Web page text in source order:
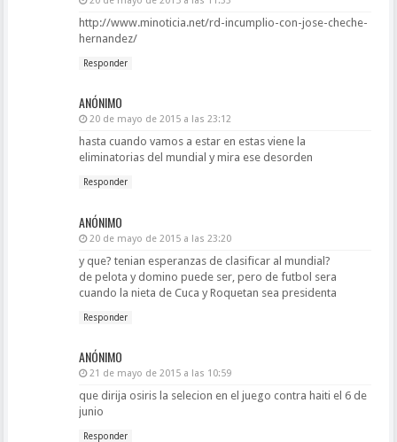
http://www.minoticia.net/rd-incumplio-con-jose-cheche-
hernandez/
Responder
ANÓNIMO
20 de mayo de 2015 a las 23:12
hasta cuando vamos a estar en estas viene la
eliminatorias del mundial y mira ese desorden
Responder
ANÓNIMO
20 de mayo de 2015 a las 23:20
y que? tenian esperanzas de clasificar al mundial?
de pelota y domino puede ser, pero de futbol sera
cuando la nieta de Cuca y Roquetan sea presidenta
Responder
ANÓNIMO
21 de mayo de 2015 a las 10:59
que dirija osiris la selecion en el juego contra haiti el 6 de
junio
Responder